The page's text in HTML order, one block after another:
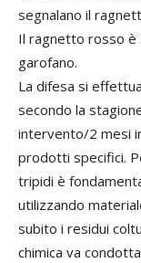
segnalano il
Il ragnetto rosso è
garofano.
La difesa si
secondo la
intervento/2 mesi
prodotti specifici.
tripidi è
utilizzando
subito i residui
chimica va